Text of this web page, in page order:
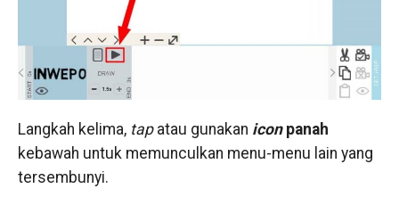
Langkah kelima, tapatau gunakan iconpanah
kebawah untuk memunculkan menu-menu lain yang
tersembunyi.